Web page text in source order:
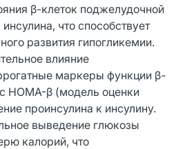
β-клеток поджелудочной
что способствует
развития гипогликемии.
влияние
маркеры функции β-
НОМА-β (модель оценки
проинсулина к инсулину.
выведение глюкозы
калорий, что